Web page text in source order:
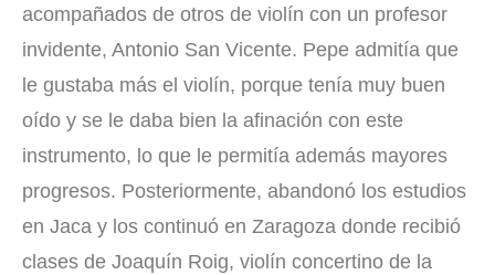
acompañados de otros de violín con un profesor
invidente, Antonio San Vicente. Pepe admitía que
le gustaba más el violín, porque tenía muy buen
oído y se le daba bien la afinación con este
instrumento, lo que le permitía además mayores
progresos. Posteriormente, abandonó los estudios
en Jaca y los continuó en Zaragoza donde recibió
clases de Joaquín Roig, violín concertino de la